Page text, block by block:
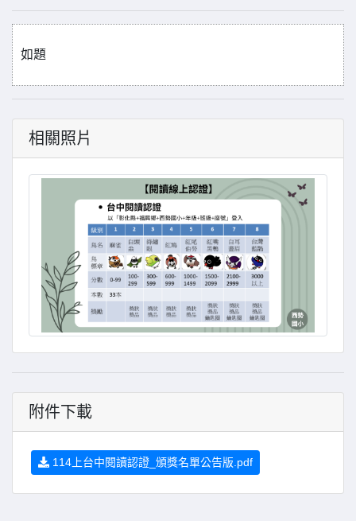
如題
相關照片
附件下載
114上台中閱讀認證_頒獎名單公告版.pdf